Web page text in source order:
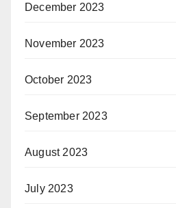
December 2023
November 2023
October 2023
September 2023
August 2023
July 2023